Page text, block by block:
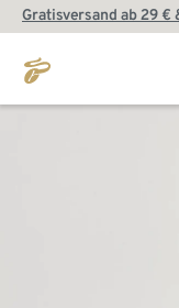
Gratisversand ab 29 €